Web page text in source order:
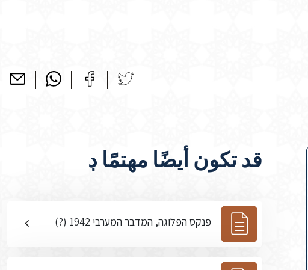
قد تكون أيضًا مهتمًا ڊ
פנקס הפלוגה, המדבר המערבי 1942 (?)